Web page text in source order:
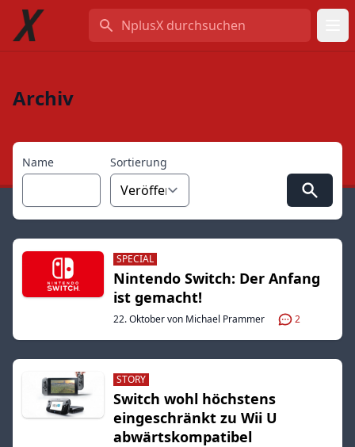
NplusX durchsuchen
Archiv
SPECIAL
Nintendo Switch: Der Anfang
ist gemacht!
22. Oktober von Michael Prammer 2
STORY
Switch wohl höchstens
eingeschränkt zu Wii U
abwärtskompatibel
Name Sortierung